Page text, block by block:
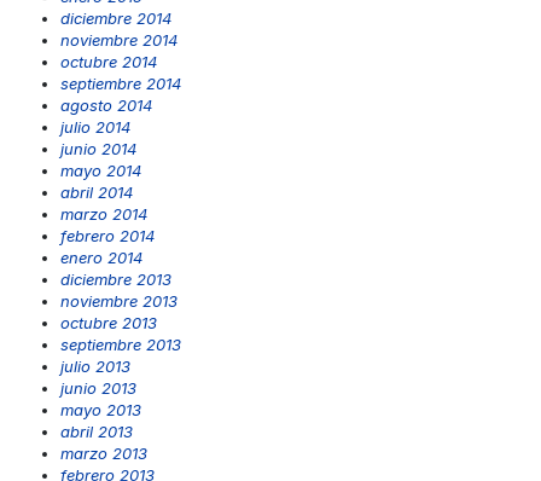
diciembre 2014
noviembre 2014
octubre 2014
septiembre 2014
agosto 2014
julio 2014
junio 2014
mayo 2014
abril 2014
marzo 2014
febrero 2014
enero 2014
diciembre 2013
noviembre 2013
octubre 2013
septiembre 2013
julio 2013
junio 2013
mayo 2013
abril 2013
marzo 2013
febrero 2013